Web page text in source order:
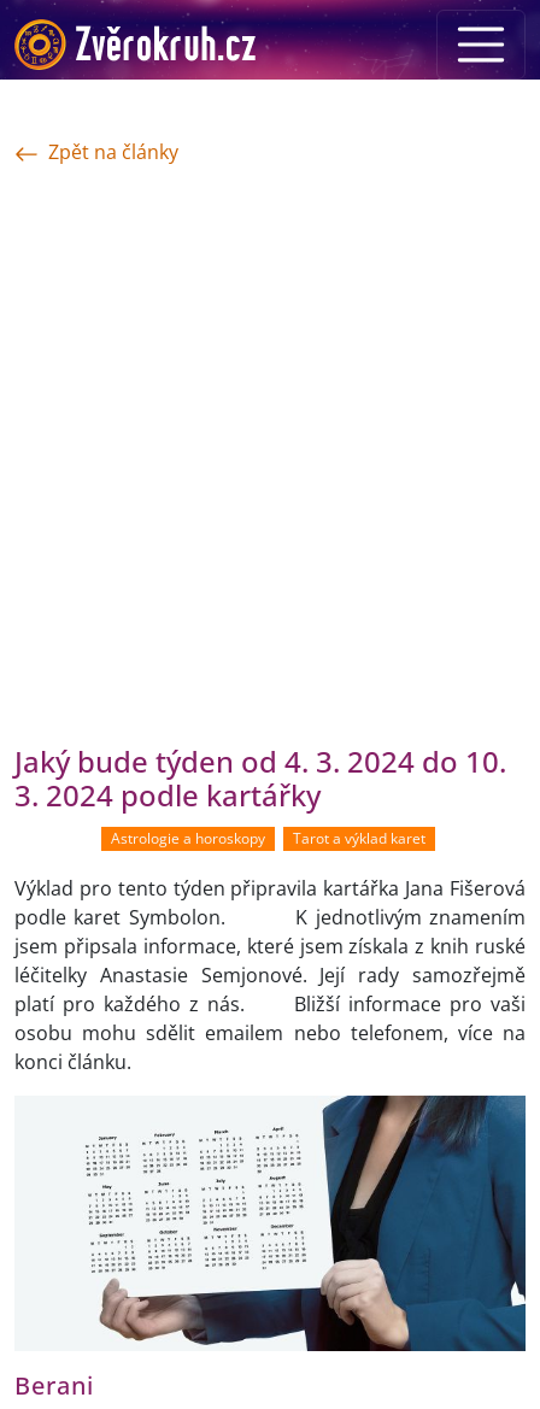
Zpět na články
Jaký bude týden od 4. 3. 2024 do 10.
3. 2024 podle kartářky
Astrologie a horoskopy Tarot a výklad karet
Výklad pro tento týden připravila kartářka Jana Fišerová
podle karet Symbolon. K jednotlivým znamením
jsem připsala informace, které jsem získala z knih ruské
léčitelky Anastasie Semjonové. Její rady samozřejmě
platí pro každého z nás. Bližší informace pro vaši
osobu mohu sdělit emailem nebo telefonem, více na
konci článku.
Berani